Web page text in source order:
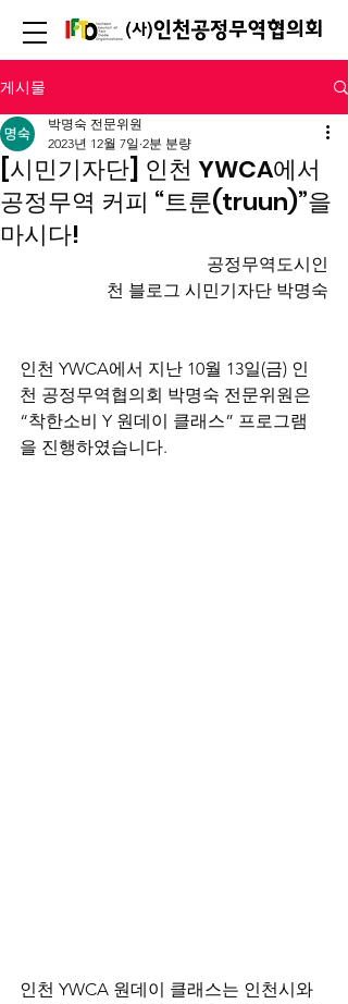
게시물
[시민기자단] 인천 YWCA에서
공정무역 커피 “트룬(truun)”을
마시다!
박명숙 전문위원
2023년 12월 7일 2분 분량
천 블로그 시민기자단 박명숙
인천 YWCA에서 지난 10월 13일(금) 인
천 공정무역협의회 박명숙 전문위원은
“착한소비 Y 원데이 클래스” 프로그램
을 진행하였습니다.
인천 YWCA 원데이 클래스는 인천시와